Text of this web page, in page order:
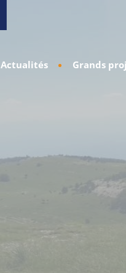
Actualités Grands